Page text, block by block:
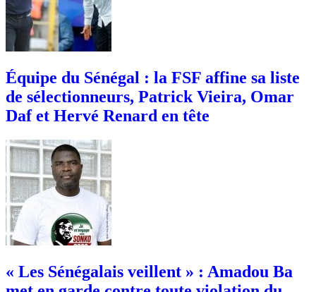
Équipe du Sénégal : la FSF affine sa liste
de sélectionneurs, Patrick Vieira, Omar
Daf et Hervé Renard en tête
« Les Sénégalais veillent » : Amadou Ba